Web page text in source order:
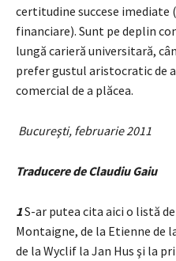
certitudine succese imediate
financiare). Sunt pe deplin
lungă carieră universitară,
prefer gustul aristocratic de
comercial de a plăcea.
Bucureşti, februarie 2011
Traducere de Claudiu Gaiu
1S-ar putea cita aici o listă
Montaigne, de la Etienne de
de la Wyclif la Jan Hus şi la